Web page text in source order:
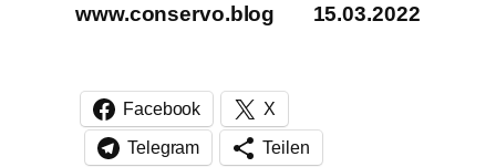
www.conservo.blog 15.03.2022
Facebook X
Telegram Teilen